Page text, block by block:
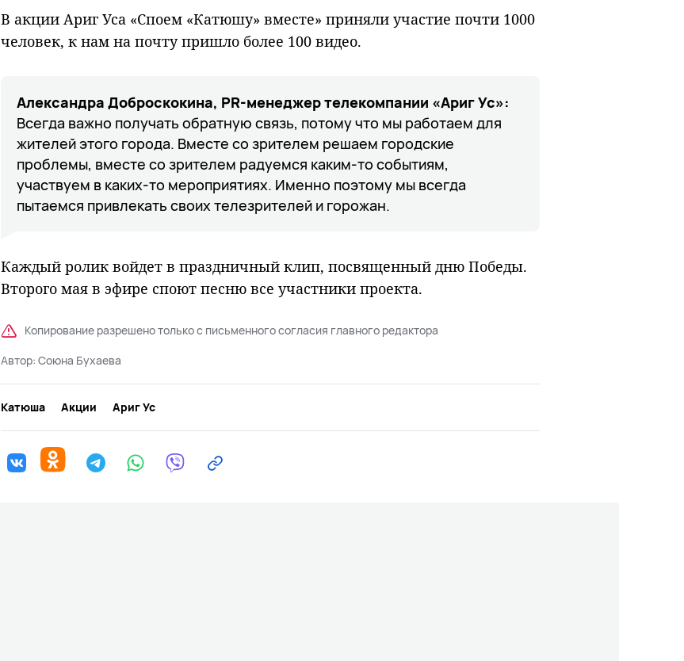
В акции Ариг Уса «Споем «Катюшу» вместе» приняли участие почти 1000
человек, к нам на почту пришло более 100 видео.
Александра Доброскокина, PR-менеджер телекомпании «Ариг Ус»:
Всегда важно получать обратную связь, потому что мы работаем для
жителей этого города. Вместе со зрителем решаем городские
проблемы, вместе со зрителем радуемся каким-то событиям,
участвуем в каких-то мероприятиях. Именно поэтому мы всегда
пытаемся привлекать своих телезрителей и горожан.
Каждый ролик войдет в праздничный клип, посвященный дню Победы.
Второго мая в эфире споют песню все участники проекта.
Копирование разрешено только с письменного согласия главного редактора
Автор: Союна Бухаева
Катюша Акции Ариг Ус